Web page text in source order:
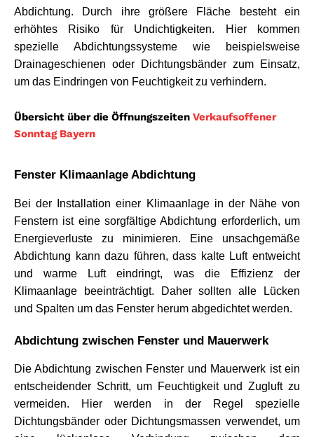
Abdichtung. Durch ihre größere Fläche besteht ein
erhöhtes Risiko für Undichtigkeiten. Hier kommen
spezielle Abdichtungssysteme wie beispielsweise
Drainageschienen oder Dichtungsbänder zum Einsatz,
um das Eindringen von Feuchtigkeit zu verhindern.
Übersicht über die Öffnungszeiten Verkaufsoffener
Sonntag Bayern
Fenster Klimaanlage Abdichtung
Bei der Installation einer Klimaanlage in der Nähe von
Fenstern ist eine sorgfältige Abdichtung erforderlich, um
Energieverluste zu minimieren. Eine unsachgemäße
Abdichtung kann dazu führen, dass kalte Luft entweicht
und warme Luft eindringt, was die Effizienz der
Klimaanlage beeinträchtigt. Daher sollten alle Lücken
und Spalten um das Fenster herum abgedichtet werden.
Abdichtung zwischen Fenster und Mauerwerk
Die Abdichtung zwischen Fenster und Mauerwerk ist ein
entscheidender Schritt, um Feuchtigkeit und Zugluft zu
vermeiden. Hier werden in der Regel spezielle
Dichtungsbänder oder Dichtungsmassen verwendet, um